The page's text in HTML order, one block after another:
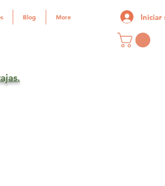
Blog More Iniciar